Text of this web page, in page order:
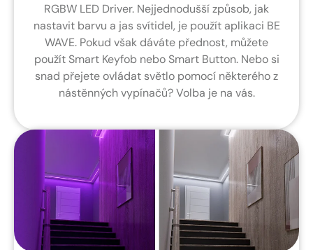
RGBW LED Driver. Nejjednodušší způsob, jak
nastavit barvu a jas svítidel, je použít aplikaci BE
WAVE. Pokud však dáváte přednost, můžete
použít Smart Keyfob nebo Smart Button. Nebo si
snad přejete ovládat světlo pomocí některého z
nástěnných vypínačů? Volba je na vás.